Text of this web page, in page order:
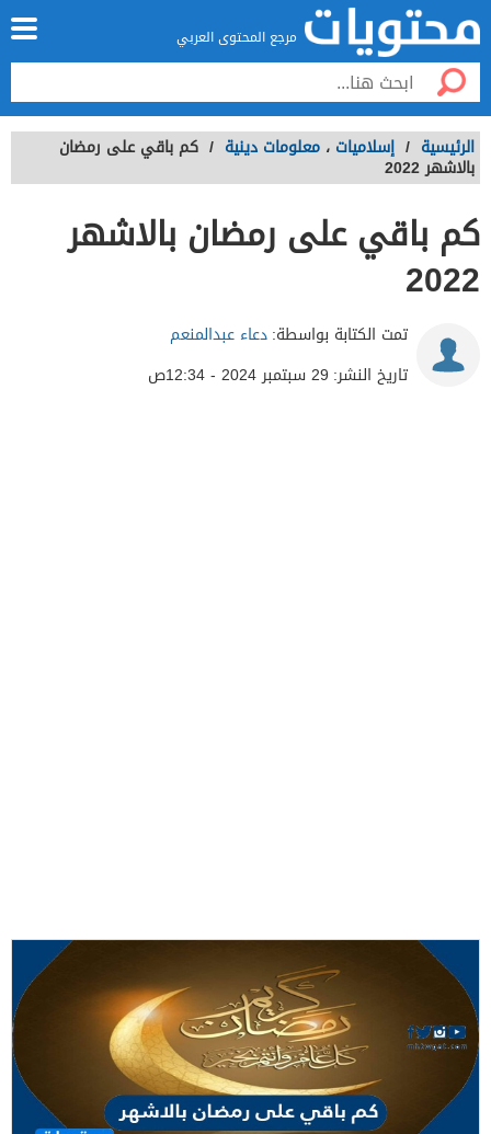
مرجع المحتوى العربي
الرئيسية / إسلاميات ، معلومات دينية / كم باقي على رمضان
بالاشهر 2022
كم باقي على رمضان بالاشهر
2022
تمت الكتابة بواسطة:دعاء عبدالمنعم
تاريخ النشر: 29 سبتمبر 2024 - 12:34ص